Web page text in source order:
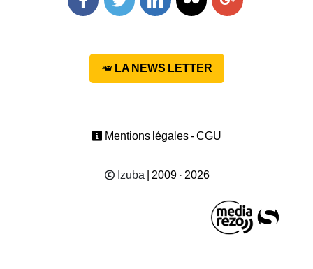
LA NEWS LETTER
Mentions légales - CGU
Izuba | 2009 · 2026